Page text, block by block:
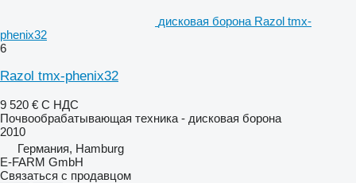
дисковая борона Razol tmx-
phenix32
6
Razol tmx-phenix32
9 520 € С НДС
Почвообрабатывающая техника - дисковая борона
2010
Германия, Hamburg
E-FARM GmbH
Связаться с продавцом